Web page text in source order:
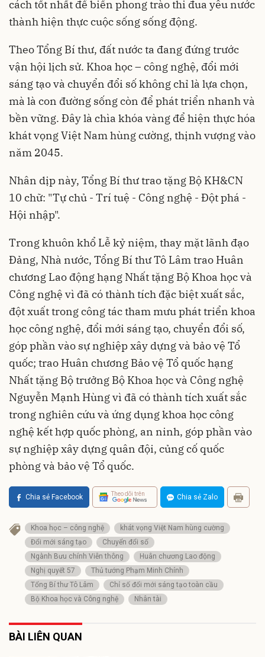
cách tốt nhất để biến phong trào thi đua yêu nước
thành hiện thực cuộc sống sống động.
Theo Tổng Bí thư, đất nước ta đang đứng trước
vận hội lịch sử. Khoa học – công nghệ, đổi mới
sáng tạo và chuyển đổi số không chỉ là lựa chọn,
mà là con đường sống còn để phát triển nhanh và
bền vững. Đây là chìa khóa vàng để hiện thực hóa
khát vọng Việt Nam hùng cường, thịnh vượng vào
năm 2045.
Nhân dịp này, Tổng Bí thư trao tặng Bộ KH&CN
10 chữ: "Tự chủ - Trí tuệ - Công nghệ - Đột phá -
Hội nhập".
Trong khuôn khổ Lễ kỷ niệm, thay mặt lãnh đạo
Đảng, Nhà nước, Tổng Bí thư Tô Lâm trao Huân
chương Lao động hạng Nhất tặng Bộ Khoa học và
Công nghệ vì đã có thành tích đặc biệt xuất sắc,
đột xuất trong công tác tham mưu phát triển khoa
học công nghệ, đổi mới sáng tạo, chuyển đổi số,
góp phần vào sự nghiệp xây dựng và bảo vệ Tổ
quốc; trao Huân chương Bảo vệ Tổ quốc hạng
Nhất tặng Bộ trưởng Bộ Khoa học và Công nghệ
Nguyễn Mạnh Hùng vì đã có thành tích xuất sắc
trong nghiên cứu và ứng dụng khoa học công
nghệ kết hợp quốc phòng, an ninh, góp phần vào
sự nghiệp xây dựng quân đội, củng cố quốc
phòng và bảo vệ Tổ quốc.
Chia sẻ Facebook Theo dõi trên Chia sẻ Zalo
Khoa học – công nghệ
khát vọng Việt Nam hùng cường
Đổi mới sáng tạo
Chuyển đổi số
Ngành Bưu chính Viễn thông
Huân chương Lao động
Nghị quyết 57
Thủ tướng Phạm Minh Chính
Tổng Bí thư Tô Lâm
Chỉ số đổi mới sáng tạo toàn cầu
Bộ Khoa học và Công nghệ
Nhân tài
BÀI LIÊN QUAN